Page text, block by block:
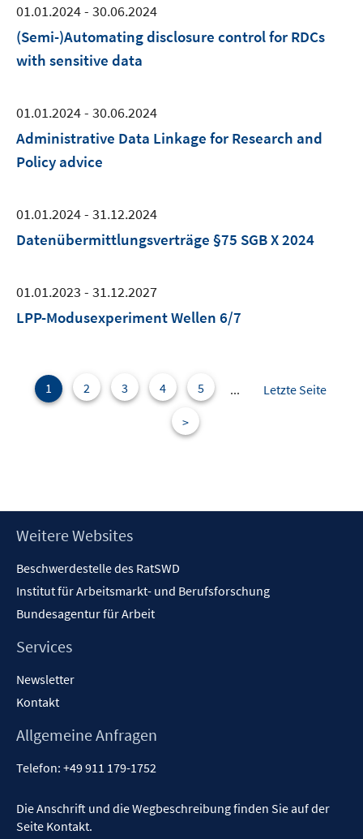
01.01.2024 - 30.06.2024
(Semi-)Automating disclosure control for RDCs
with sensitive data
01.01.2024 - 30.06.2024
Administrative Data Linkage for Research and
Policy advice
01.01.2024 - 31.12.2024
Datenübermittlungsverträge §75 SGB X 2024
01.01.2023 - 31.12.2027
LPP-Modusexperiment Wellen 6/7
1 2 3 4 5 ...
Letzte Seite
>
Footer
Weitere Websites
Beschwerdestelle des RatSWD
Institut für Arbeitsmarkt- und Berufsforschung
Bundesagentur für Arbeit
Services
Newsletter
Kontakt
Allgemeine Anfragen
Telefon: +49 911 179-1752
Die Anschrift und die Wegbeschreibung finden Sie auf der
Seite Kontakt.